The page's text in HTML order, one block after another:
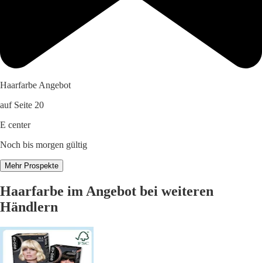
Haarfarbe Angebot
auf Seite 20
E center
Noch bis morgen gültig
Mehr Prospekte
Haarfarbe im Angebot bei weiteren
Händlern